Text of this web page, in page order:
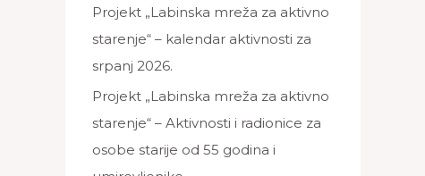
Projekt „Labinska mreža za aktivno
starenje“ – kalendar aktivnosti za
srpanj 2026.
Projekt „Labinska mreža za aktivno
starenje“ – Aktivnosti i radionice za
osobe starije od 55 godina i